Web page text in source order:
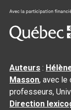
Auteurs :
Masson, avec le
professeurs,
Direction